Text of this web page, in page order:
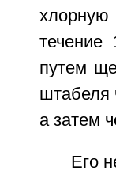
путем
штабеля
а затем
Его